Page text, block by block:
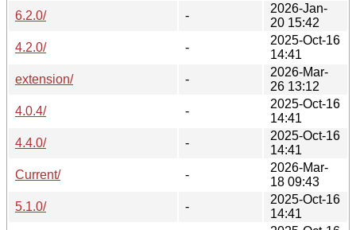
6.2.0/
-
2026-Jan-
20 15:42
4.2.0/
-
2025-Oct-16
14:41
extension/
-
2026-Mar-
26 13:12
4.0.4/
-
2025-Oct-16
14:41
4.4.0/
-
2025-Oct-16
14:41
Current/
-
2026-Mar-
18 09:43
5.1.0/
-
2025-Oct-16
14:41